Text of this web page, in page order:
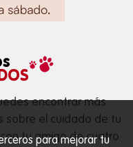
para mejorar tu
encontrar más
sobre el cuidado de tu
tu amigo de cuatro